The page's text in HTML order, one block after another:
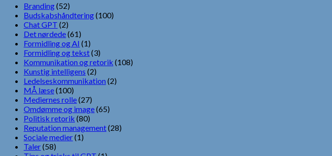
Branding(52)
Budskabshåndtering(100)
Chat GPT (2)
Det nørdede(61)
Formidling og AI (1)
Formidling og tekst(3)
Kommunikation og retorik (108)
Kunstig intelligens (2)
Ledelseskommunikation (2)
MÅ læse(100)
Mediernes rolle(27)
Omdømme og image(65)
Politisk retorik (80)
Reputation management(28)
Sociale medier(1)
Taler(58)